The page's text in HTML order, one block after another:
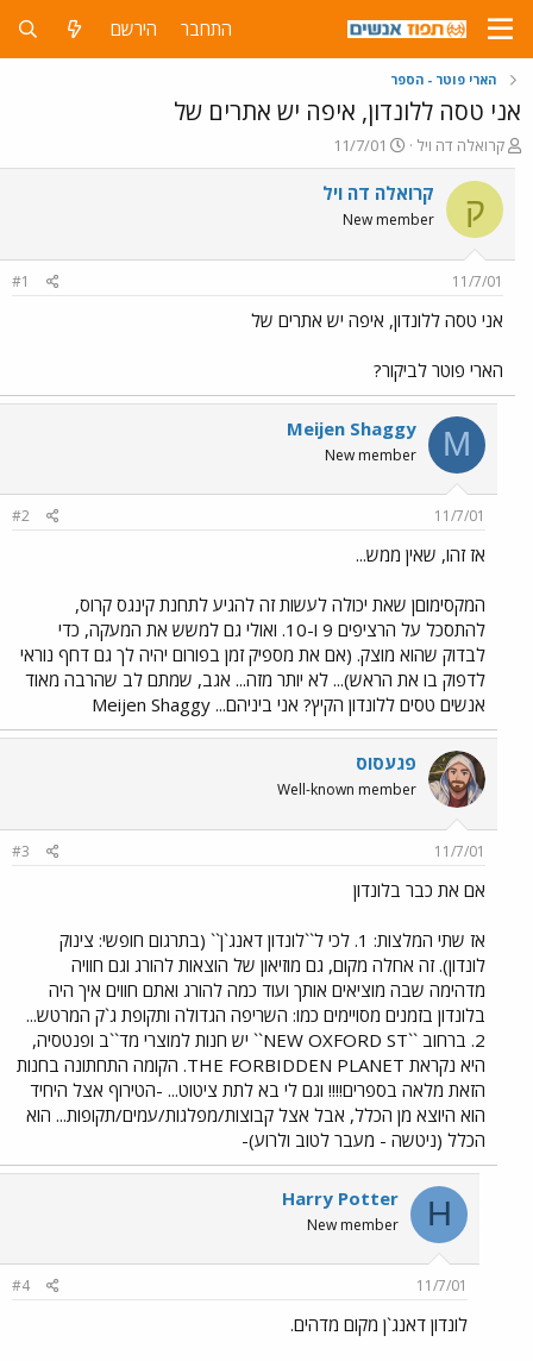
התחבר הירשם
הארי פוטר - הספר
אני טסה ללונדון, איפה יש אתרים של
פ
ו
ת
ח
ה
ש
א
קרואלה דה ויל
פ
ו
ר
ם
ר
11/7/01
ק קרואלה דה ויל
New member
11/7/01
#1
אני טסה ללונדון, איפה יש אתרים של
הארי פוטר לביקור?
M
Meijen Shaggy
New member
11/7/01
#2
אז זהו, שאין ממש...
המקסימוםן שאת יכולה לעשות זה להגיע לתחנת קינגס קרוס,
להתסכל על הרציפים 9 ו-10. ואולי גם למשש את המעקה, כדי
לבדוק שהוא מוצק. (אם את מספיק זמן בפורום יהיה לך גם דחף נוראי
לדפוק בו את הראש)... לא יותר מזה... אגב, שמתם לב שהרבה מאוד
אנשים טסים ללונדון הקיץ? אני ביניהם... Meijen Shaggy
פגעסוס
Well-known member
11/7/01
#3
אם את כבר בלונדון
אז שתי המלצות: 1. לכי ל``לונדון דאנג`ן`` (בתרגום חופשי: צינוק
לונדון). זה אחלה מקום, גם מוזיאון של הוצאות להורג וגם חוויה
מדהימה שבה מוציאים אותך ועוד כמה להורג ואתם חווים איך היה
בלונדון בזמנים מסויימים כמו: השריפה הגדולה ותקופת ג`ק המרטש...
2. ברחוב ``NEW OXFORD ST`` יש חנות למוצרי מד``ב ופנטסיה,
היא נקראת THE FORBIDDEN PLANET. הקומה התחתונה בחנות
הזאת מלאה בספרים!!!! וגם לי בא לתת ציטוט... -הטירוף אצל היחיד
הוא היוצא מן הכלל, אבל אצל קבוצות/מפלגות/עמים/תקופות... הוא
הכלל (ניטשה - מעבר לטוב ולרוע)-
H
Harry Potter
New member
11/7/01
#4
לונדון דאנג`ן מקום מדהים.